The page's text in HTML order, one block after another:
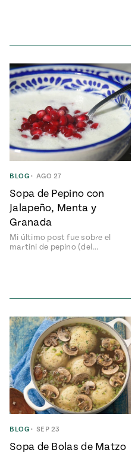
sabores de
de la
Local
Kitchens
BLOG • AGO 27
Sopa de Pepino con
Jalapeño, Menta y
Granada
Mi último post fue sobre el
martini de pepino (del…
BLOG • SEP 23
Sopa de Bolas de Matzo